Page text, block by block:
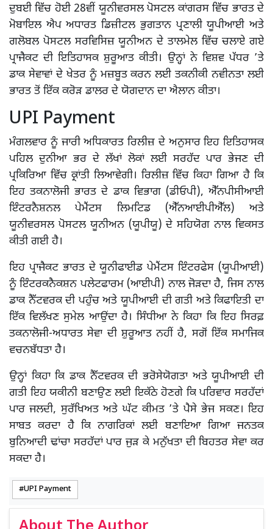
ਦੁਬਈ ਵਿੱਚ ਹੋਈ 28ਵੀਂ ਯੂਨੀਵਰਸਲ ਪੋਸਟਲ ਕਾਂਗਰਸ ਵਿੱਚ ਭਾਰਤ ਦੇ
ਮੋਬਾਇਲ ਐਪ ਅਧਾਰਤ ਡਿਜ਼ੀਟਲ ਭੁਗਤਾਨ ਪ੍ਰਣਾਲੀ ਯੂਪੀਆਈ ਅਤੇ
ਗਲੋਬਲ ਪੋਸਟਲ ਸਰਵਿਸਿਜ਼ ਯੂਨੀਅਨ ਦੇ ਤਾਲਮੇਲ ਵਿੱਚ ਚਲਾਏ ਗਏ
ਪ੍ਰਾਜੈਕਟ ਦੀ ਇਤਿਹਾਸਕ ਸ਼ੁਰੂਆਤ ਕੀਤੀ। ਉਨ੍ਹਾਂ ਨੇ ਵਿਸ਼ਵ ਪੱਧਰ ’ਤੇ
ਡਾਕ ਸੇਵਾਵਾਂ ਦੇ ਖੇਤਰ ਨੂੰ ਮਜ਼ਬੂਤ ਕਰਨ ਲਈ ਤਕਨੀਕੀ ਨਵੀਨਤਾ ਲਈ
ਭਾਰਤ ਤੋਂ ਇੱਕ ਕਰੋੜ ਡਾਲਰ ਦੇ ਯੋਗਦਾਨ ਦਾ ਐਲਾਨ ਕੀਤਾ।
UPI Payment
ਮੰਗਲਵਾਰ ਨੂੰ ਜਾਰੀ ਅਧਿਕਾਰਤ ਰਿਲੀਜ਼ ਦੇ ਅਨੁਸਾਰ ਇਹ ਇਤਿਹਾਸਕ
ਪਹਿਲ ਦੁਨੀਆ ਭਰ ਦੇ ਲੱਖਾਂ ਲੋਕਾਂ ਲਈ ਸਰਹੱਦ ਪਾਰ ਭੇਜਣ ਦੀ
ਪ੍ਰਕਿਰਿਆ ਵਿੱਚ ਕ੍ਰਾਂਤੀ ਲਿਆਵੇਗੀ। ਰਿਲੀਜ਼ ਵਿੱਚ ਕਿਹਾ ਗਿਆ ਹੈ ਕਿ
ਇਹ ਤਕਨਾਲੋਜੀ ਭਾਰਤ ਦੇ ਡਾਕ ਵਿਭਾਗ (ਡੀਓਪੀ), ਐੱਨਪੀਸੀਆਈ
ਇੰਟਰਨੈਸ਼ਨਲ ਪੇਮੈਂਟਸ ਲਿਮਟਿਡ (ਐੱਨਆਈਪੀਐੱਲ) ਅਤੇ
ਯੂਨੀਵਰਸਲ ਪੋਸਟਲ ਯੂਨੀਅਨ (ਯੂਪੀਯੂ) ਦੇ ਸਹਿਯੋਗ ਨਾਲ ਵਿਕਸਤ
ਕੀਤੀ ਗਈ ਹੈ।
ਇਹ ਪ੍ਰਾਜੈਕਟ ਭਾਰਤ ਦੇ ਯੂਨੀਫਾਈਡ ਪੇਮੈਂਟਸ ਇੰਟਰਫੇਸ (ਯੂਪੀਆਈ)
ਨੂੰ ਇੰਟਰਕਨੈਕਸ਼ਨ ਪਲੇਟਫਾਰਮ (ਆਈਪੀ) ਨਾਲ ਜੋੜਦਾ ਹੈ, ਜਿਸ ਨਾਲ
ਡਾਕ ਨੈੱਟਵਰਕ ਦੀ ਪਹੁੰਚ ਅਤੇ ਯੂਪੀਆਈ ਦੀ ਗਤੀ ਅਤੇ ਕਿਫਾਇਤੀ ਦਾ
ਇੱਕ ਵਿਲੱਖਣ ਸੁਮੇਲ ਆਉਂਦਾ ਹੈ। ਸਿੰਧੀਆ ਨੇ ਕਿਹਾ ਕਿ ਇਹ ਸਿਰਫ਼
ਤਕਨਾਲੋਜੀ-ਅਧਾਰਤ ਸੇਵਾ ਦੀ ਸ਼ੁਰੂਆਤ ਨਹੀਂ ਹੈ, ਸਗੋਂ ਇੱਕ ਸਮਾਜਿਕ
ਵਚਨਬੱਧਤਾ ਹੈ।
ਉਨ੍ਹਾਂ ਕਿਹਾ ਕਿ ਡਾਕ ਨੈੱਟਵਰਕ ਦੀ ਭਰੋਸੇਯੋਗਤਾ ਅਤੇ ਯੂਪੀਆਈ ਦੀ
ਗਤੀ ਇਹ ਯਕੀਨੀ ਬਣਾਉਣ ਲਈ ਇਕੱਠੇ ਹੋਣਗੇ ਕਿ ਪਰਿਵਾਰ ਸਰਹੱਦਾਂ
ਪਾਰ ਜਲਦੀ, ਸੁਰੱਖਿਅਤ ਅਤੇ ਘੱਟ ਕੀਮਤ ’ਤੇ ਪੈਸੇ ਭੇਜ ਸਕਣ। ਇਹ
ਸਾਬਤ ਕਰਦਾ ਹੈ ਕਿ ਨਾਗਰਿਕਾਂ ਲਈ ਬਣਾਇਆ ਗਿਆ ਜਨਤਕ
ਬੁਨਿਆਦੀ ਢਾਂਚਾ ਸਰਹੱਦਾਂ ਪਾਰ ਜੁੜ ਕੇ ਮਨੁੱਖਤਾ ਦੀ ਬਿਹਤਰ ਸੇਵਾ ਕਰ
ਸਕਦਾ ਹੈ।
UPI Payment